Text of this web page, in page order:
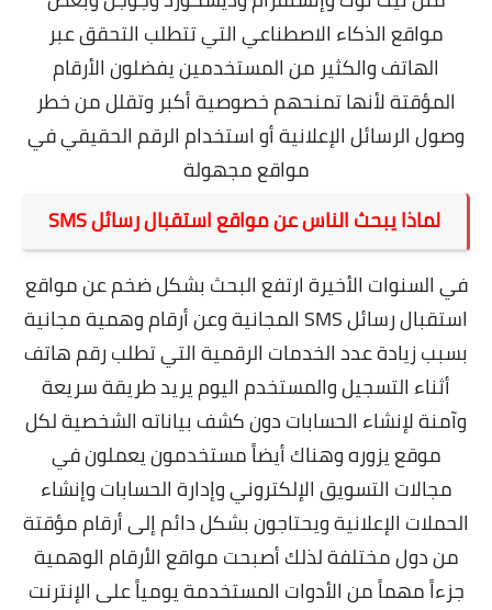
مواقع الذكاء الاصطناعي التي تتطلب التحقق عبر
الهاتف والكثير من المستخدمين يفضلون الأرقام
المؤقتة لأنها تمنحهم خصوصية أكبر وتقلل من خطر
وصول الرسائل الإعلانية أو استخدام الرقم الحقيقي في
مواقع مجهولة
لماذا يبحث الناس عن مواقع استقبال رسائل SMS
في السنوات الأخيرة ارتفع البحث بشكل ضخم عن مواقع
استقبال رسائل SMS المجانية وعن أرقام وهمية مجانية
بسبب زيادة عدد الخدمات الرقمية التي تطلب رقم هاتف
أثناء التسجيل والمستخدم اليوم يريد طريقة سريعة
وآمنة لإنشاء الحسابات دون كشف بياناته الشخصية لكل
موقع يزوره وهناك أيضاً مستخدمون يعملون في
مجالات التسويق الإلكتروني وإدارة الحسابات وإنشاء
الحملات الإعلانية ويحتاجون بشكل دائم إلى أرقام مؤقتة
من دول مختلفة لذلك أصبحت مواقع الأرقام الوهمية
جزءاً مهماً من الأدوات المستخدمة يومياً على الإنترنت